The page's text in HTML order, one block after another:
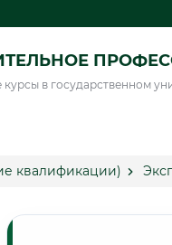
в государственном
квалификации)